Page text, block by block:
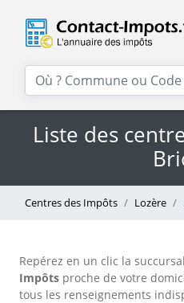
Liste des
Centres des Impôts Lozère
Repérez en un clic la
Impôts proche de votre
tous les renseignements